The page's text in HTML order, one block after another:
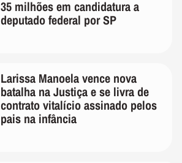
35 milhões em candidatura a
deputado federal por SP
Larissa Manoela vence nova
batalha na Justiça e se livra de
contrato vitalício assinado pelos
pais na infância